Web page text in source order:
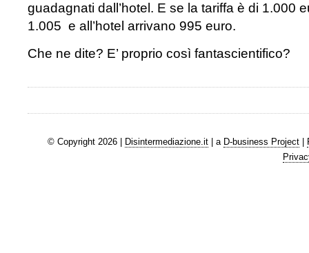
guadagnati dall’hotel. E se la tariffa è di 1.000
1.005 e all’hotel arrivano 995 euro.
Che ne dite? E’ proprio così fantascientifico?
© Copyright 2026 | Disintermediazione.it| a D-business Project|